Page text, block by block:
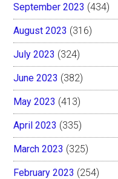
September 2023 (434)
August 2023 (316)
July 2023 (324)
June 2023 (382)
May 2023 (413)
April 2023 (335)
March 2023 (325)
February 2023 (254)